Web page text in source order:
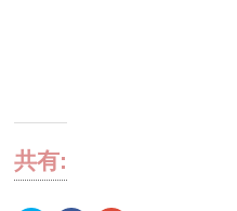
共有: